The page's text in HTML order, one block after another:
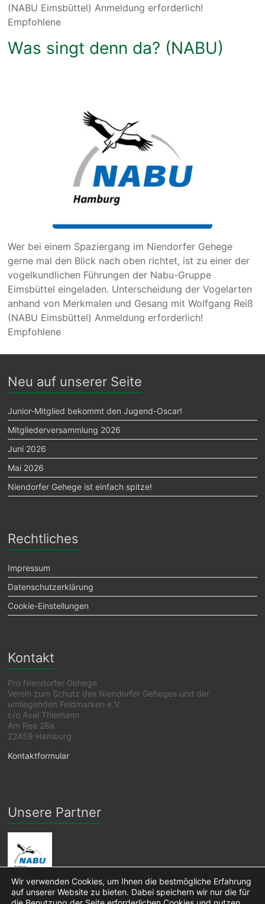
(NABU Eimsbüttel) Anmeldung erforderlich!
Empfohlene
Was singt denn da? (NABU)
Wer bei einem Spaziergang im Niendorfer Gehege
gerne mal den Blick nach oben richtet, ist zu einer der
vogelkundlichen Führungen der Nabu-Gruppe
Eimsbüttel eingeladen. Unterscheidung der Vogelarten
anhand von Merkmalen und Gesang mit Wolfgang Reiß
(NABU Eimsbüttel) Anmeldung erforderlich!
Empfohlene
Neu auf unserer Seite
Junior-Mitglied bekommt den Jugend-Oscar!
Mitgliederversammlung 2026
Juni 2026
Mai 2026
Niendorfer Gehege ist einfach spitze!
Rechtliches
Impressum
Datenschutzerklärung
Cookie-Einstellungen
Kontakt
Pro Niendorfer Gehege
Verein zum Schutz des Niendorfer Geheges und der
umliegenden Feldmarken e.V.
c/o Axel Thiemann
Am Ree 28a
22459 Hamburg
Kontaktformular
Unsere Partner
Wir verwenden Cookies, um Ihnen die bestmögliche Erfahrung
auf unserer Website zu bieten. Dabei speichern wir nur die für